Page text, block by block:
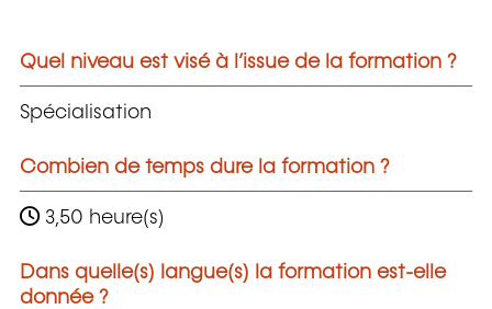
Quel niveau est visé à l’issue de la formation ?
Spécialisation
Combien de temps dure la formation ?
3,50 heure(s)
Dans quelle(s) langue(s) la formation est-elle
donnée ?